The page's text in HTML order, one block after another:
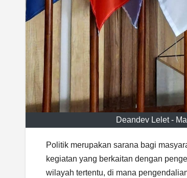
Deandev Lelet -
Politik merupakan sarana bagi
kegiatan yang berkaitan dengan
wilayah tertentu, di mana